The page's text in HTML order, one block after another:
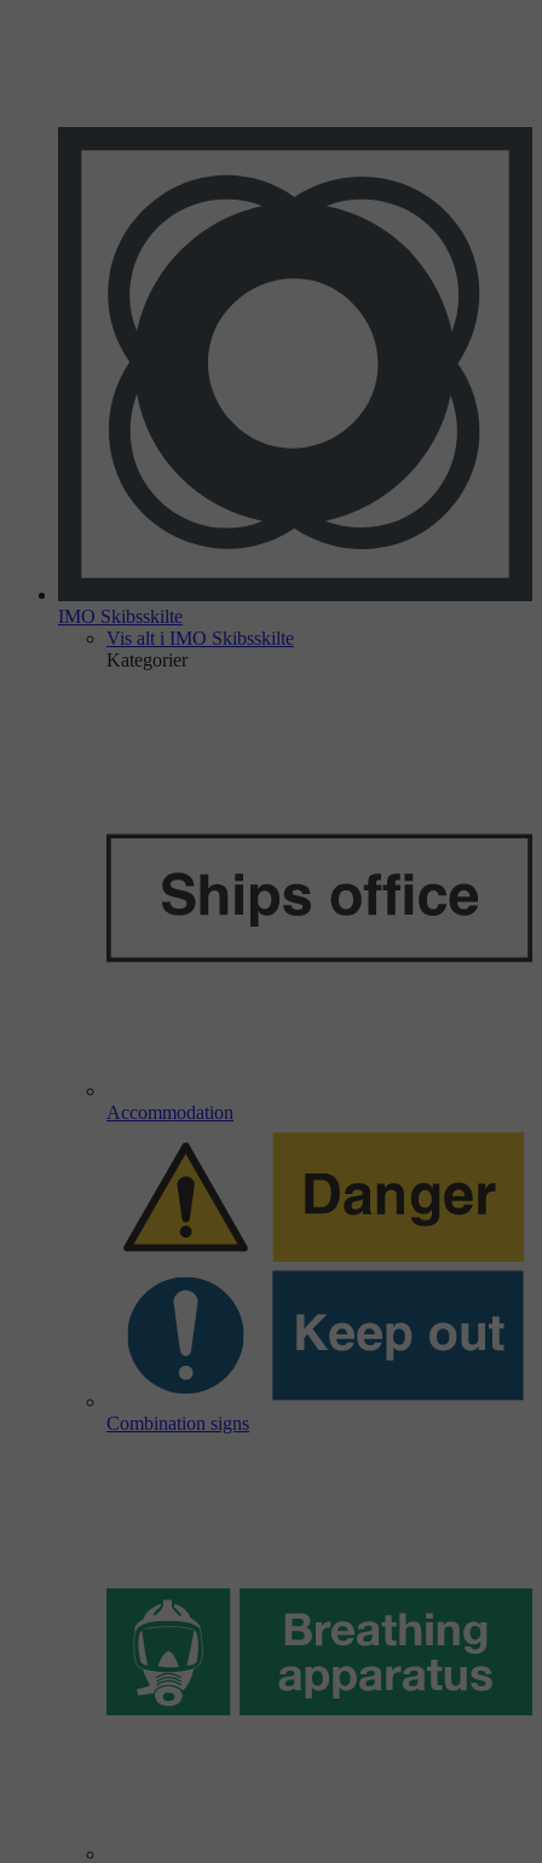
IMO Skibsskilte
Vis alt i IMO Skibsskilte
Kategorier
Accommodation
Combination signs